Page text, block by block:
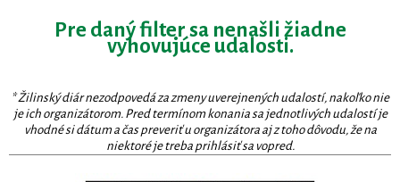
Pre daný filter sa nenašli žiadne
vyhovujúce udalosti.
* Žilinský diár nezodpovedá za zmeny uverejnených udalostí, nakoľko nie
je ich organizátorom. Pred termínom konania sa jednotlivých udalostí je
vhodné si dátum a čas preveriť u organizátora aj z toho dôvodu, že na
niektoré je treba prihlásiť sa vopred.